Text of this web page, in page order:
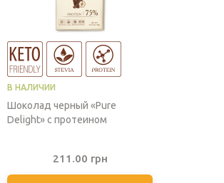
В НАЛИЧИИ
Шоколад черный «Pure
Delight» с протеином
211.00 грн